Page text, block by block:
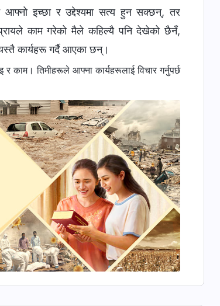
इच्छा र उद्देश्यमा सत्य हुन सक्छन्, तर
काम गरेको मैले कहिल्यै पनि देखेको छैनँ,
कार्यहरू गर्दै आएका छन्।
तिमीहरूले आफ्ना कार्यहरूलाई विचार गर्नुपर्छ